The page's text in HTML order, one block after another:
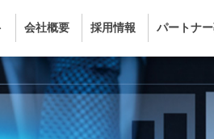
会社概要 採用情報 パートナ